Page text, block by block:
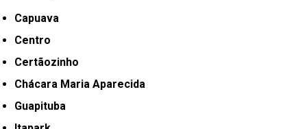
Capuava
Centro
Certãozinho
Chácara Maria Aparecida
Guapituba